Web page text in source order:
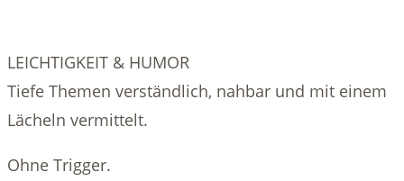
LEICHTIGKEIT & HUMOR
Tiefe Themen verständlich, nahbar und mit einem
Lächeln vermittelt.
Ohne Trigger.